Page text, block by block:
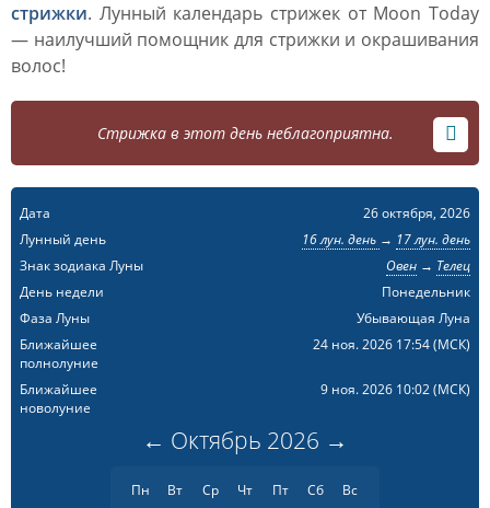
стрижки. Лунный календарь стрижек от Moon Today
— наилучший помощник для стрижки и окрашивания
волос!
Стрижка в этот день неблагоприятна.
Дата
26 октября, 2026
Лунный день
16 лун. день → 17 лун. день
Знак зодиака Луны
Овен→ Телец
День недели
Понедельник
Фаза Луны
Убывающая Луна
Ближайшее
полнолуние
24 ноя. 2026 17:54(МСК)
Ближайшее
новолуние
9 ноя. 2026 10:02(МСК)
← Октябрь 2026 →
Пн Вт Ср Чт Пт Сб Вс